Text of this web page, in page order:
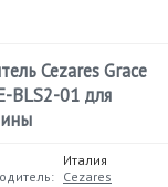
Cezares Grace
BLS2-01 для
Италия
Cezares